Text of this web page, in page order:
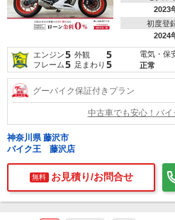
2023
初度登
2024
エンジン5 外観 5
フレーム5 足まわり 5
電気・保
正常
グーバイク保証付きプラン
中古車でも安心！バイ
神奈川県 藤沢市
バイク王 藤沢店
無料 お見積り/お問合せ